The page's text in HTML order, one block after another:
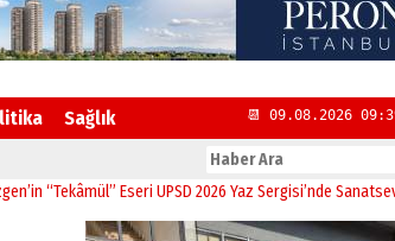
Sağlık 📆 09.08.2026
Eseri UPSD 2026 Yaz Sergisi’nde